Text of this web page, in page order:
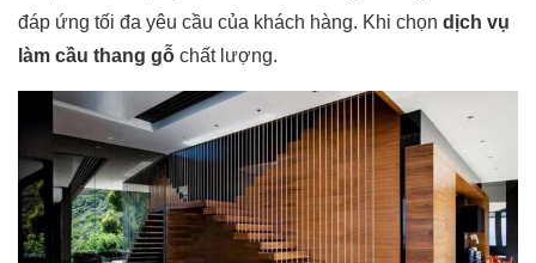
đáp ứng tối đa yêu cầu của khách hàng. Khi chọn dịch vụ
làm cầu thang gỗ chất lượng.